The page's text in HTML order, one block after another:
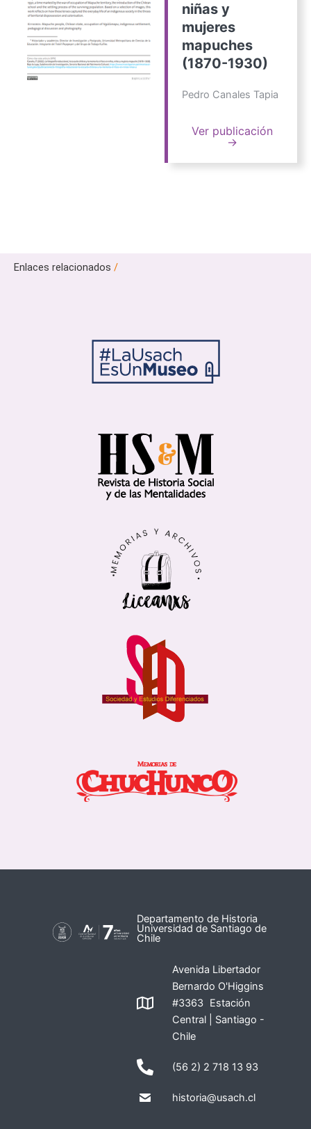
niñas y
mujeres
mapuches
(1870-1930)
Pedro Canales Tapia
Ver publicación
→
Enlaces relacionados /
Departamento de Historia
Universidad de Santiago de
Chile
Avenida Libertador
Bernardo O'Higgins
#3363 Estación
Central | Santiago -
Chile
(56 2) 2 718 13 93
historia@usach.cl